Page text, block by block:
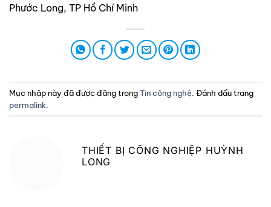
Phước Long, TP Hồ Chí Minh
Mục nhập này đã được đăng trongTin công nghệ . Đánh dấu trang
permalink
THIẾT BỊ CÔNG NGHIỆP HUỲNH
LONG